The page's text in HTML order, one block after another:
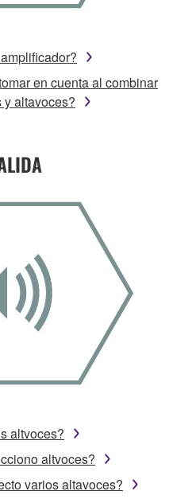
en cuenta al combinar
altavoces?
altvoces?
altvoces?
varios altavoces?